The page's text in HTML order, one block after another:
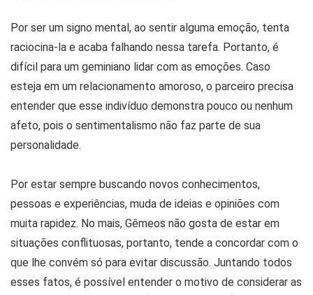
Por ser um signo mental, ao sentir alguma emoção, tenta
raciocina-la e acaba falhando nessa tarefa. Portanto, é
difícil para um geminiano lidar com as emoções. Caso
esteja em um relacionamento amoroso, o parceiro precisa
entender que esse indivíduo demonstra pouco ou nenhum
afeto, pois o sentimentalismo não faz parte de sua
personalidade.
Por estar sempre buscando novos conhecimentos,
pessoas e experiências, muda de ideias e opiniões com
muita rapidez. No mais, Gêmeos não gosta de estar em
situações conflituosas, portanto, tende a concordar com o
que lhe convém só para evitar discussão. Juntando todos
esses fatos, é possível entender o motivo de considerar as